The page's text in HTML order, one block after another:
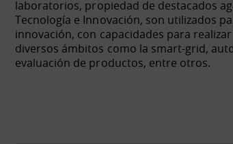
laboratorios, propiedad de destacados
Tecnología e Innovación, son utilizados
innovación, con capacidades para
diversos ámbitos como la smart-grid,
evaluación de productos, entre otros.